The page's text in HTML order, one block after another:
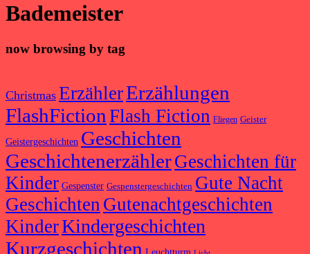
Bademeister
now browsing by tag
Christmas ErzählerErzählungen
FlashFictionFlash Fiction Fliegen Geister
Geistergeschichten Geschichten
GeschichtenerzählerGeschichten für
Kinder Gespenster Gespenstergeschichten Gute Nacht
Geschichten Gutenachtgeschichten
KinderKindergeschichten
Kurzgeschichten